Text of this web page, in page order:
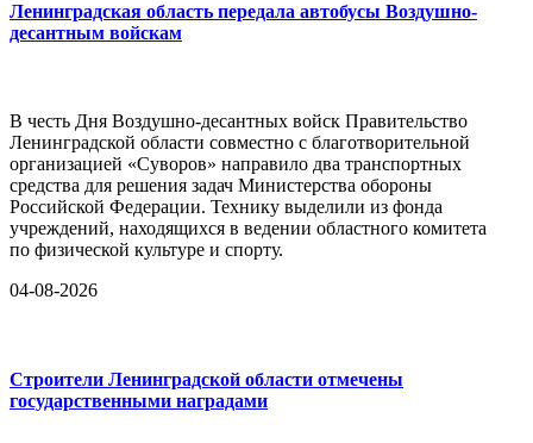
Ленинградская область передала автобусы Воздушно-
десантным войскам
В честь Дня Воздушно-десантных войск Правительство
Ленинградской области совместно с благотворительной
организацией «Суворов» направило два транспортных
средства для решения задач Министерства обороны
Российской Федерации. Технику выделили из фонда
учреждений, находящихся в ведении областного комитета
по физической культуре и спорту.
04-08-2026
Строители Ленинградской области отмечены
государственными наградами